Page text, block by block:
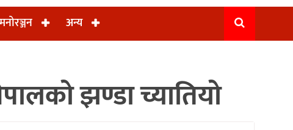
मनोरञ्जन अन्य
झण्डा च्यातियो